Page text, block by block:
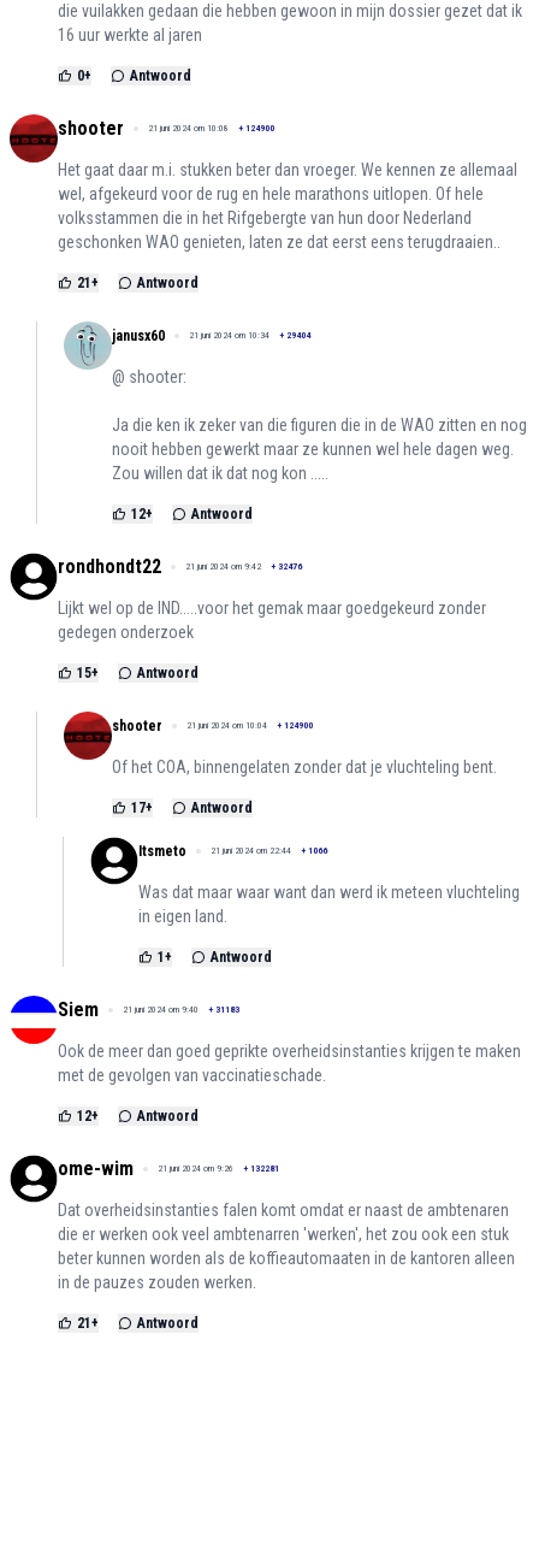
die vuilakken gedaan die hebben gewoon in mijn dossier gezet dat ik
16 uur werkte al jaren
0+ Antwoord
shooter 21 juni 2024 om 10:08 + 124900
Het gaat daar m.i. stukken beter dan vroeger. We kennen ze allemaal
wel, afgekeurd voor de rug en hele marathons uitlopen. Of hele
volksstammen die in het Rifgebergte van hun door Nederland
geschonken WAO genieten, laten ze dat eerst eens terugdraaien..
21 + Antwoord
janusx60 21 juni 2024 om 10:34 + 29404
@ shooter:
Ja die ken ik zeker van die figuren die in de WAO zitten en nog
nooit hebben gewerkt maar ze kunnen wel hele dagen weg.
Zou willen dat ik dat nog kon .....
12+ Antwoord
rondhondt22 21 juni 2024 om 9:42 + 32476
Lijkt wel op de IND.....voor het gemak maar goedgekeurd zonder
gedegen onderzoek
15+ Antwoord
shooter 21 juni 2024 om 10:04 + 124900
Of het COA, binnengelaten zonder dat je vluchteling bent.
17+ Antwoord
Itsmeto 21 juni 2024 om 22:44 + 1066
Was dat maar waar want dan werd ik meteen vluchteling
in eigen land.
1 + Antwoord
Siem 21 juni 2024 om 9:40 + 31183
Ook de meer dan goed geprikte overheidsinstanties krijgen te maken
met de gevolgen van vaccinatieschade.
12+ Antwoord
ome-wim 21 juni 2024 om 9:26 + 132281
Dat overheidsinstanties falen komt omdat er naast de ambtenaren
die er werken ook veel ambtenarren 'werken', het zou ook een stuk
beter kunnen worden als de koffieautomaaten in de kantoren alleen
in de pauzes zouden werken.
21 + Antwoord